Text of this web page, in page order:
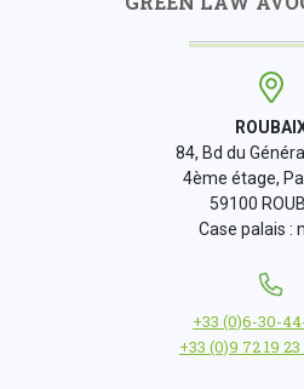
84, Bd du
4ème étage,
59100
Case palais :
+33 (0)6-30-
+33 (0)9 72 19